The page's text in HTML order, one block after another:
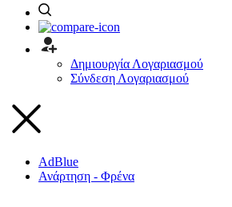
Δημιουργία Λογαριασμού
Σύνδεση Λογαριασμού
AdBlue
Ανάρτηση - Φρένα